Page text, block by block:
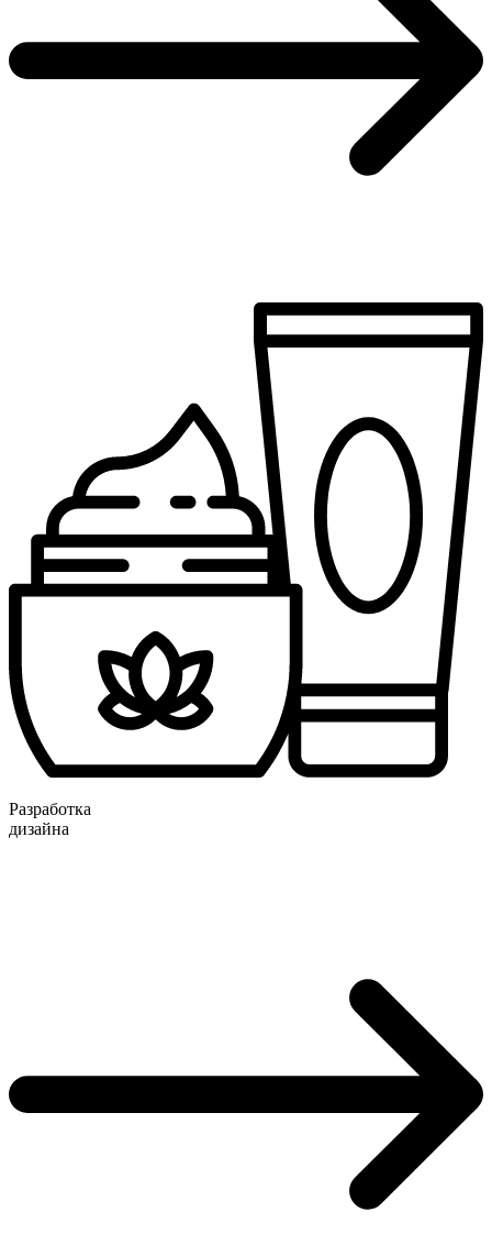
Разработка
дизайна